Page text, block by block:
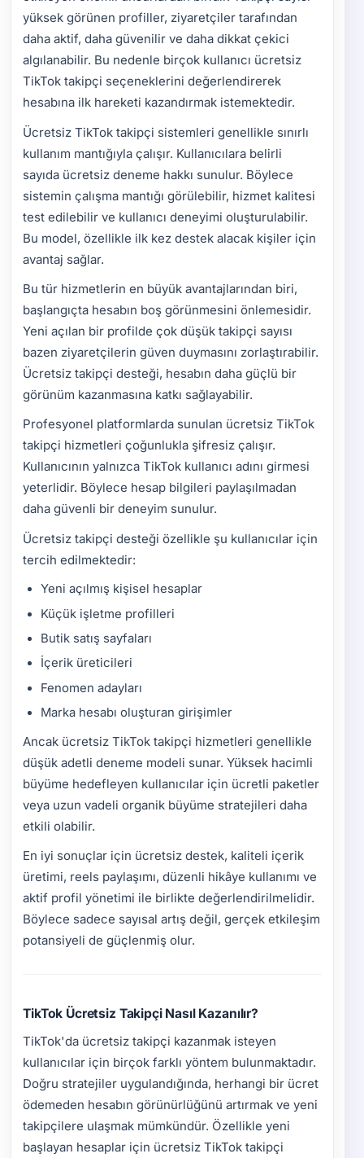
yüksek görünen profiller, ziyaretçiler tarafından
daha aktif, daha güvenilir ve daha dikkat çekici
algılanabilir. Bu nedenle birçok kullanıcı ücretsiz
TikTok takipçi seçeneklerini değerlendirerek
hesabına ilk hareketi kazandırmak istemektedir.
Ücretsiz TikTok takipçi sistemleri genellikle sınırlı
kullanım mantığıyla çalışır. Kullanıcılara belirli
sayıda ücretsiz deneme hakkı sunulur. Böylece
sistemin çalışma mantığı görülebilir, hizmet kalitesi
test edilebilir ve kullanıcı deneyimi oluşturulabilir.
Bu model, özellikle ilk kez destek alacak kişiler için
avantaj sağlar.
Bu tür hizmetlerin en büyük avantajlarından biri,
başlangıçta hesabın boş görünmesini önlemesidir.
Yeni açılan bir profilde çok düşük takipçi sayısı
bazen ziyaretçilerin güven duymasını zorlaştırabilir.
Ücretsiz takipçi desteği, hesabın daha güçlü bir
görünüm kazanmasına katkı sağlayabilir.
Profesyonel platformlarda sunulan ücretsiz TikTok
takipçi hizmetleri çoğunlukla şifresiz çalışır.
Kullanıcının yalnızca TikTok kullanıcı adını girmesi
yeterlidir. Böylece hesap bilgileri paylaşılmadan
daha güvenli bir deneyim sunulur.
Ücretsiz takipçi desteği özellikle şu kullanıcılar için
tercih edilmektedir:
Yeni açılmış kişisel hesaplar
Küçük işletme profilleri
Butik satış sayfaları
İçerik üreticileri
Fenomen adayları
Marka hesabı oluşturan girişimler
Ancak ücretsiz TikTok takipçi hizmetleri genellikle
düşük adetli deneme modeli sunar. Yüksek hacimli
büyüme hedefleyen kullanıcılar için ücretli paketler
veya uzun vadeli organik büyüme stratejileri daha
etkili olabilir.
En iyi sonuçlar için ücretsiz destek, kaliteli içerik
üretimi, reels paylaşımı, düzenli hikâye kullanımı ve
aktif profil yönetimi ile birlikte değerlendirilmelidir.
Böylece sadece sayısal artış değil, gerçek etkileşim
potansiyeli de güçlenmiş olur.
TikTok Ücretsiz Takipçi Nasıl Kazanılır?
TikTok'da ücretsiz takipçi kazanmak isteyen
kullanıcılar için birçok farklı yöntem bulunmaktadır.
Doğru stratejiler uygulandığında, herhangi bir ücret
ödemeden hesabın görünürlüğünü artırmak ve yeni
takipçilere ulaşmak mümkündür. Özellikle yeni
başlayan hesaplar için ücretsiz TikTok takipçi